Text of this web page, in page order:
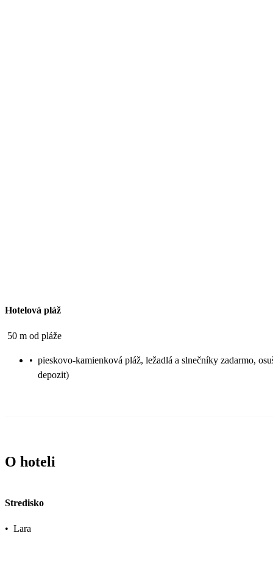
Hotelová pláž
50 m od pláže
• pieskovo-kamienková pláž, ležadlá a slnečníky zadarmo,
depozit)
O hoteli
Stredisko
• Lara